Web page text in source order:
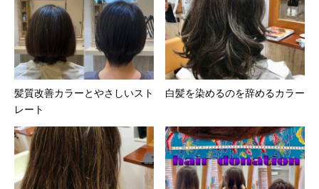
髪質改善カラーとやさしいスト
レート
白髪を染めるのを辞めるカラー